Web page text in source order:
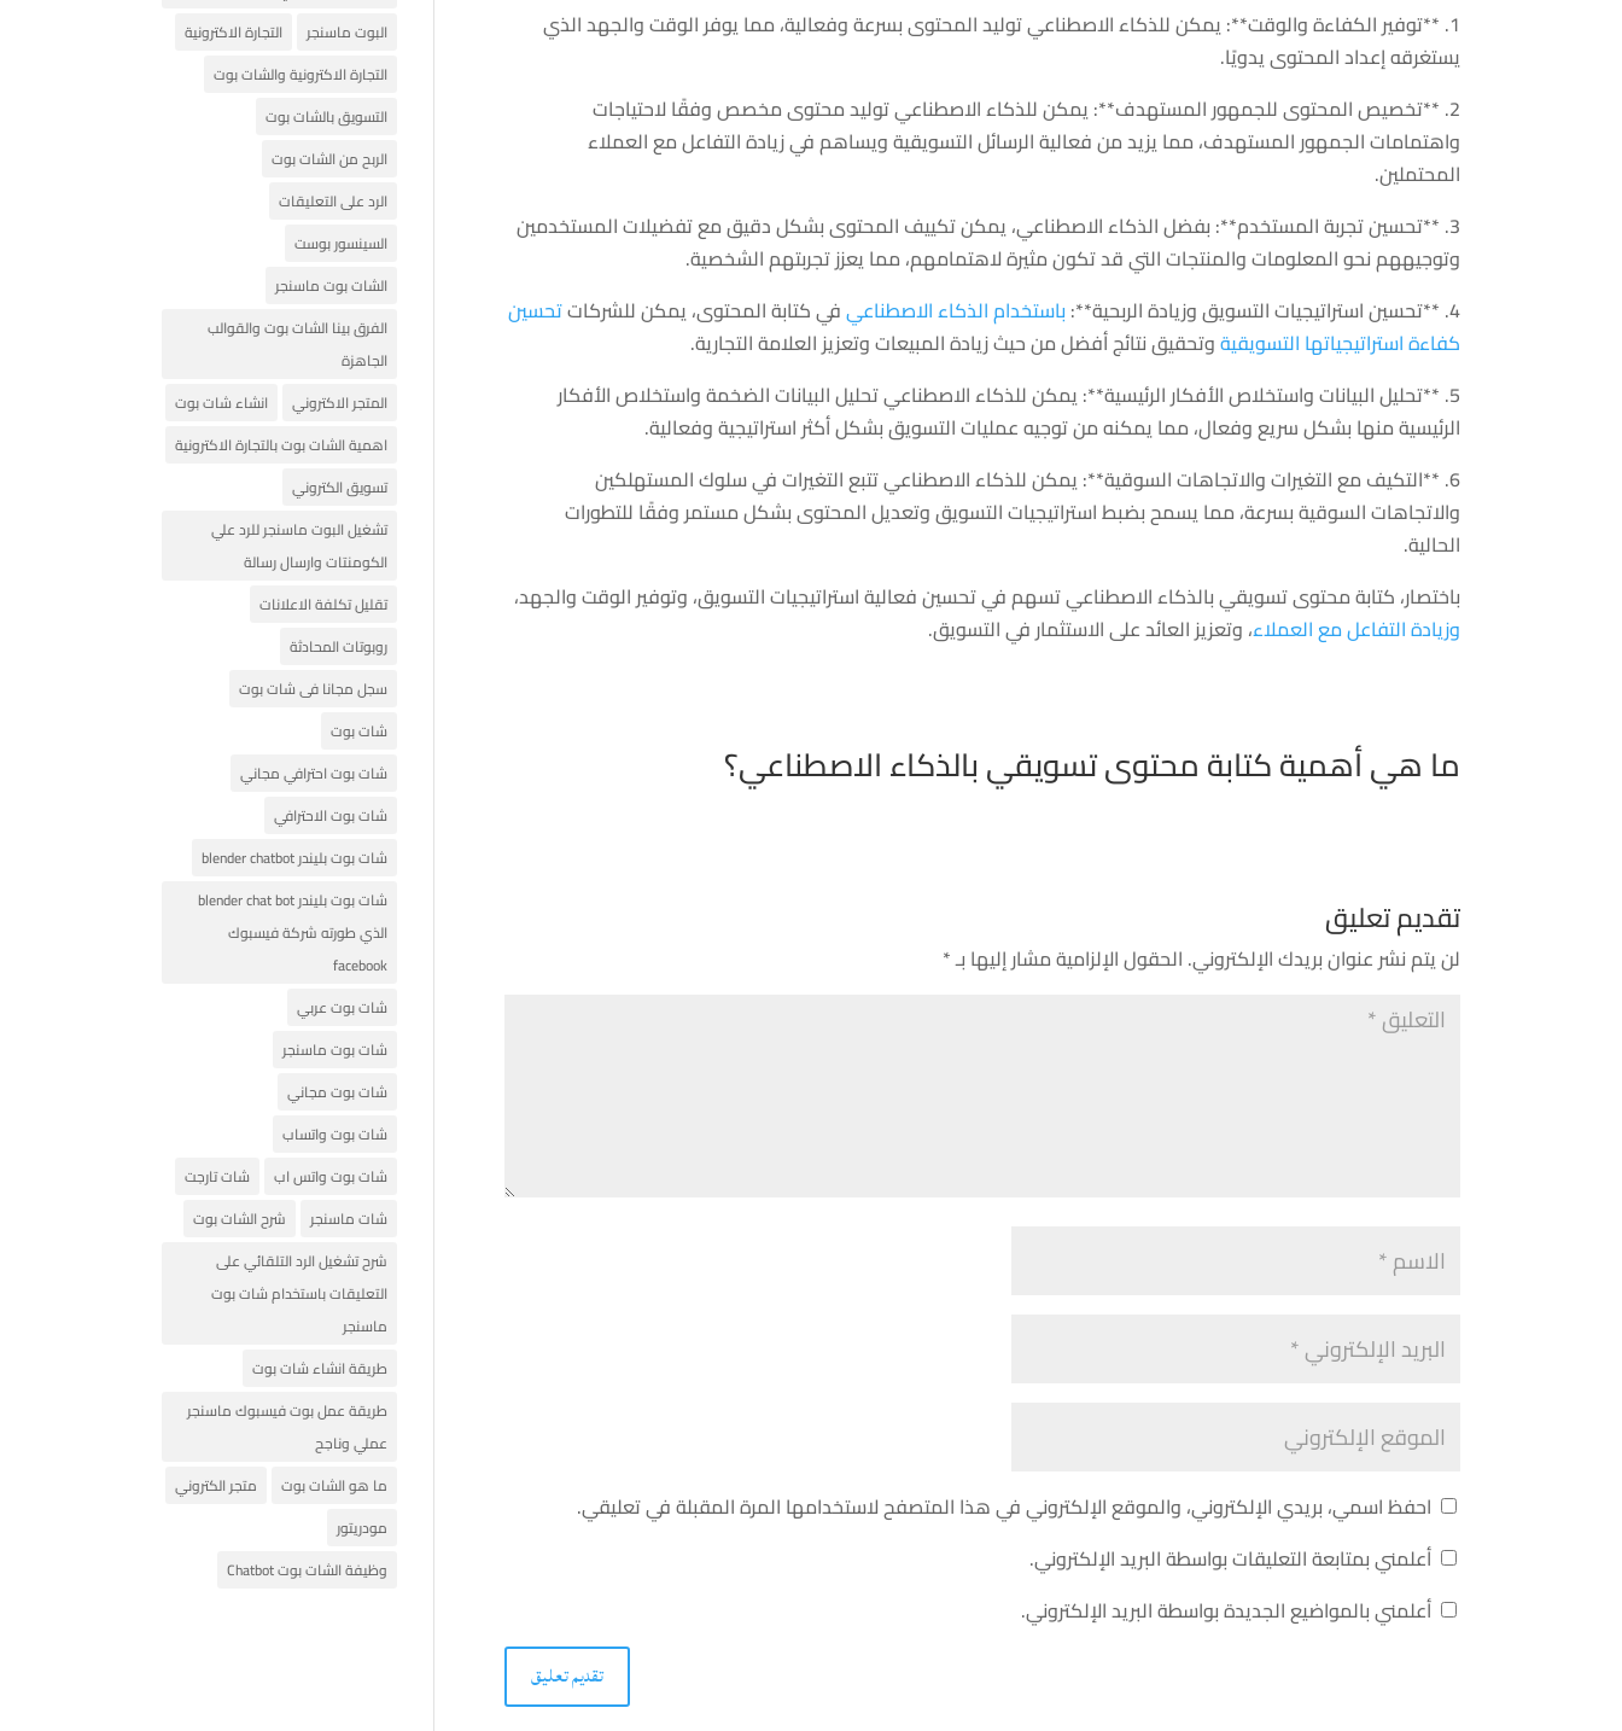
1. **توفير الكفاءة والوقت**: يمكن للذكاء الاصطناعي توليد المحتوى بسرعة وفعالية، مما يوفر الوقت والجهد الذي
يستغرقه إعداد المحتوى يدويًا.
2. **تخصيص المحتوى للجمهور المستهدف**: يمكن للذكاء الاصطناعي توليد محتوى مخصص وفقًا لاحتياجات
واهتمامات الجمهور المستهدف، مما يزيد من فعالية الرسائل التسويقية ويساهم في زيادة التفاعل مع العملاء
المحتملين.
3. **تحسين تجربة المستخدم**: بفضل الذكاء الاصطناعي، يمكن تكييف المحتوى بشكل دقيق مع تفضيلات المستخدمين
وتوجيههم نحو المعلومات والمنتجات التي قد تكون مثيرة لاهتمامهم، مما يعزز تجربتهم الشخصية.
4. **تحسين استراتيجيات التسويق وزيادة الربحية**:
باستخدام الذكاء الاصطناعيفي كتابة المحتوى، يمكن للشركاتتحسين
كفاءة استراتيجياتها التسويقيةوتحقيق نتائج أفضل من حيث زيادة المبيعات وتعزيز العلامة التجارية.
5. **تحليل البيانات واستخلاص الأفكار الرئيسية**: يمكن للذكاء الاصطناعي تحليل البيانات الضخمة واستخلاص الأفكار
الرئيسية منها بشكل سريع وفعال، مما يمكنه من توجيه عمليات التسويق بشكل أكثر استراتيجية وفعالية.
6. **التكيف مع التغيرات والاتجاهات السوقية**: يمكن للذكاء الاصطناعي تتبع التغيرات في سلوك المستهلكين
والاتجاهات السوقية بسرعة، مما يسمح بضبط استراتيجيات التسويق وتعديل المحتوى بشكل مستمر وفقًا للتطورات
الحالية.
باختصار، كتابة محتوى تسويقي بالذكاء الاصطناعي تسهم في تحسين فعالية استراتيجيات التسويق، وتوفير الوقت والجهد،
وزيادة التفاعل مع العملاء، وتعزيز العائد على الاستثمار في التسويق.
ما هي أهمية كتابة محتوى تسويقي بالذكاء الاصطناعي؟
تقديم تعليق
لن يتم نشر عنوان بريدك الإلكتروني. الحقول الإلزامية مشار إليها بـ*
احفظ اسمي، بريدي الإلكتروني، والموقع الإلكتروني في هذا المتصفح لاستخدامها المرة المقبلة في تعليقي.
أعلمني بمتابعة التعليقات بواسطة البريد الإلكتروني.
أعلمني بالمواضيع الجديدة بواسطة البريد الإلكتروني.
البوت ماسنجر
التجارة الاكترونية
التجارة الاكترونية والشات بوت
التسويق بالشات بوت
الربح من الشات بوت
الرد على التعليقات
السينسور بوست
الشات بوت ماسنجر
الفرق بينا الشات بوت والقوالب
الجاهزة
المتجر الاكتروني
انشاء شات بوت
اهمية الشات بوت بالتجارة الاكترونية
تسويق الكتروني
تشغيل البوت ماسنجر للرد علي
الكومنتات وارسال رسالة
تقليل تكلفة الاعلانات
روبوتات المحادثة
سجل مجانا فى شات بوت
شات بوت
شات بوت احترافي مجاني
شات بوت الاحترافي
شات بوت بليندر blender chatbot
شات بوت بليندر blender chat bot
الذي طورته شركة فيسبوك
facebook
شات بوت عربي
شات بوت ماسنجر
شات بوت مجاني
شات بوت واتساب
شات بوت واتس اب
شات تارجت
شات ماسنجر
شرح الشات بوت
شرح تشغيل الرد التلقائي على
التعليقات باستخدام شات بوت
ماسنجر
طريقة انشاء شات بوت
طريقة عمل بوت فيسبوك ماسنجر
عملي وناجح
ما هو الشات بوت
متجر الكتروني
مودريتور
وظيفة الشات بوت Chatbot